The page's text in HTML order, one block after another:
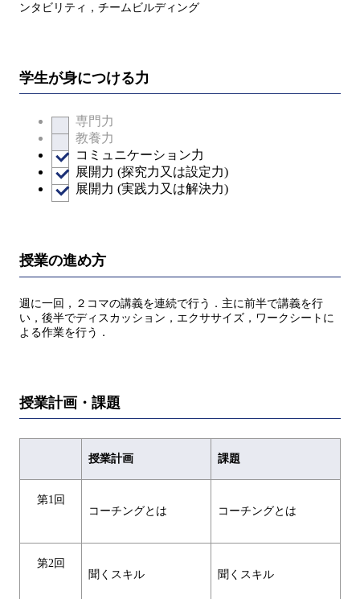
ンタビリティ，チームビルディング
学生が身につける力
専門力
教養力
コミュニケーション力
展開力 (探究力又は設定力)
展開力 (実践力又は解決力)
授業の進め方
週に一回，２コマの講義を連続で行う．主に前半で講義を行
い，後半でディスカッション，エクササイズ，ワークシートに
よる作業を行う．
授業計画・課題
授業計画 課題
第1回
コーチングとは
コーチングとは
第2回
聞くスキル
聞くスキル